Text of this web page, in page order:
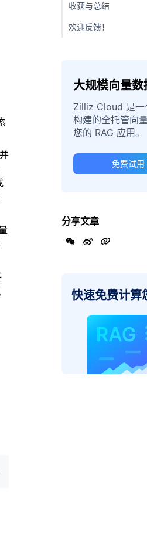
收获与总结
欢迎反馈！
大规模向量数
Zilliz Cloud 是一
构建的全托管向
您的 RAG 应用。
免费试用
分享文章
快速免费计算